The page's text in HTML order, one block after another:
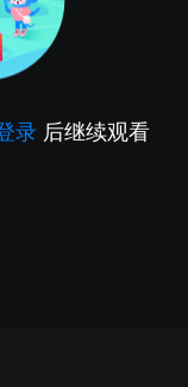
录 后继续观看